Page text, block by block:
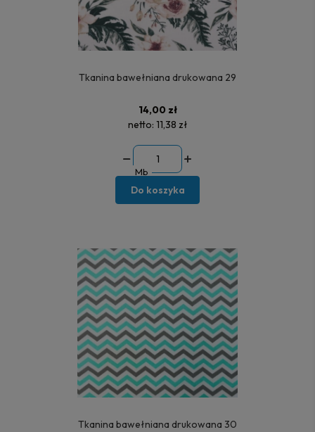
Tkanina bawełniana drukowana 29
14,00 zł
netto: 11,38 zł
Mb
Do koszyka
Tkanina bawełniana drukowana 30